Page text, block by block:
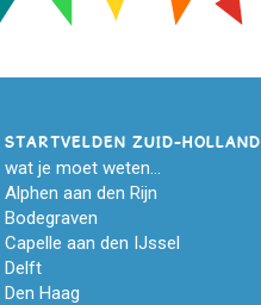
STARTVELDEN ZUID-HOLLAND
wat je moet weten...
Alphen aan den Rijn
Bodegraven
Capelle aan den IJssel
Delft
Den Haag